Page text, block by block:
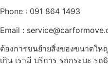
Phone : 091 864 1493
Email :
ต้องการขนย้ายสิ่งของขนาดให
เกิน เรามี บริการ รถกระบะ ร